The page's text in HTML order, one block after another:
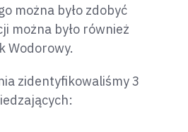
można było zdobyć
można było również
Wodorowy.
zidentyfikowaliśmy 3